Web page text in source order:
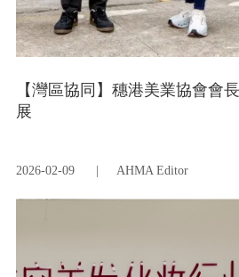
【灣區協同】穗港美業協會會
展
2026-02-09 AHMA Editor